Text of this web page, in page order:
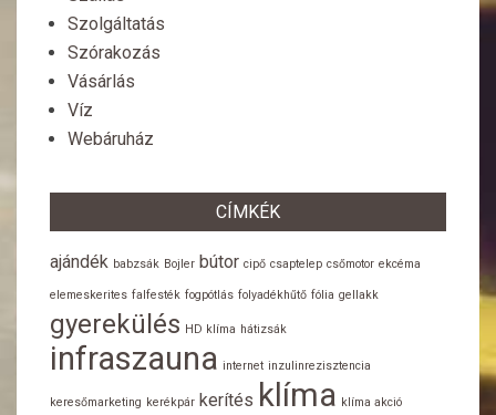
Szolgáltatás
Szórakozás
Vásárlás
Víz
Webáruház
CÍMKÉK
ajándék babzsák Bojler bútor cipő csaptelep csőmotor ekcéma
elemeskerites falfesték fogpótlás folyadékhűtő fólia gellakk
gyerekülés HD klíma hátizsák
infraszauna internet inzulinrezisztencia
keresőmarketing kerékpár kerítés klíma klíma akció